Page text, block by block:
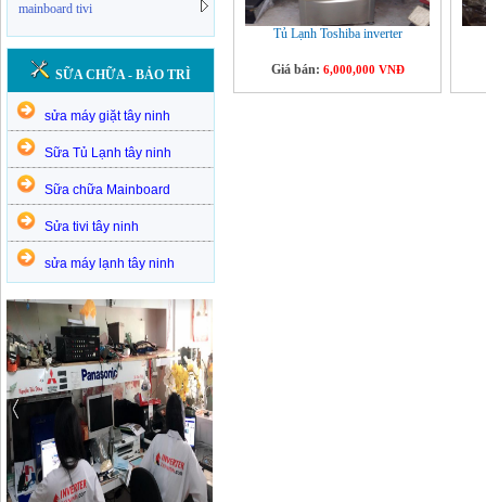
mainboard tivi
SỮA CHỮA - BẢO TRÌ
sửa máy giặt tây ninh
Sữa Tủ Lạnh tây ninh
Sữa chữa Mainboard
Sửa tivi tây ninh
sửa máy lạnh tây ninh
Tủ Lạnh Toshiba inverter
Giá bán: 6,000,000 VNĐ